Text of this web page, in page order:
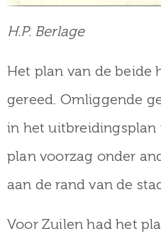
H.P. Berlage
Het plan van de beide
gereed. Omliggende
in het
plan voorzag onder
aan de rand van de
Voor Zuilen had het